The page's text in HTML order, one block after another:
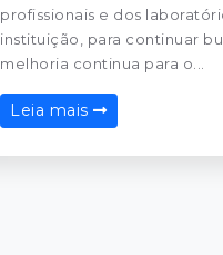
profissionais e dos
instituição, para continuar
melhoria continua para o...
Leia mais